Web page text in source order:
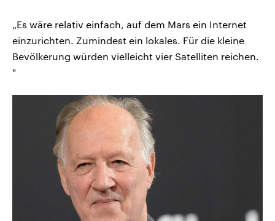
„Es wäre relativ einfach, auf dem Mars ein Internet
einzurichten. Zumindest ein lokales. Für die kleine
Bevölkerung würden vielleicht vier Satelliten reichen.
"